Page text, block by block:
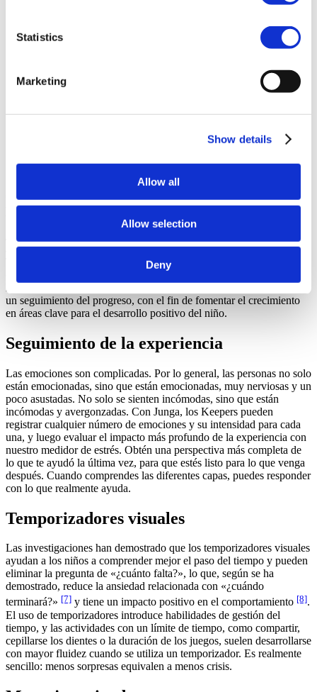
Statistics
Marketing
Show details
Allow all
Allow selection
Deny
Ayudar a los demás
Optimismo
De arranque automático
¡Anímate y descubre cómo funciona!
programa socioemocional bien diseñado.
ajustarse a los distintos enfoques de los métodos conductuales, como
The Kazdin Method® y otros programas socioemocionales
consolidados y respaldados por investigaciones. Ofrecemos
un seguimiento del progreso, con el fin de fomentar el crecimiento
en áreas clave para el desarrollo positivo del niño.
Seguimiento de la experiencia
Las emociones son complicadas. Por lo general, las personas no solo
están emocionadas, sino que están emocionadas, muy nerviosas y un
poco asustadas. No solo se sienten incómodas, sino que están
incómodas y avergonzadas. Con Junga, los Keepers pueden
registrar cualquier número de emociones y su intensidad para cada
una, y luego evaluar el impacto más profundo de la experiencia con
nuestro medidor de estrés. Obtén una perspectiva más completa de
lo que te ayudó la última vez, para que estés listo para lo que venga
después. Cuando comprendes las diferentes capas, puedes responder
con lo que realmente ayuda.
Temporizadores visuales
Las investigaciones han demostrado que los temporizadores visuales
ayudan a los niños a comprender mejor el paso del tiempo y pueden
eliminar la pregunta de «¿cuánto falta?», lo que, según se ha
demostrado, reduce la ansiedad relacionada con «¿cuándo
terminará?» [7] y tiene un impacto positivo en el comportamiento [8].
El uso de temporizadores introduce habilidades de gestión del
tiempo, y las actividades con un límite de tiempo, como compartir,
cepillarse los dientes o la duración de los juegos, suelen desarrollarse
con mayor fluidez cuando se utiliza un temporizador. Es realmente
sencillo: menos sorpresas equivalen a menos crisis.